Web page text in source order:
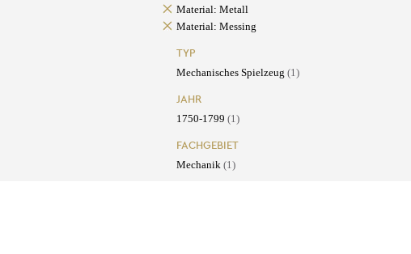
Material: Metall
Material: Messing
TYP
Mechanisches Spielzeug (1)
JAHR
1750-1799 (1)
FACHGEBIET
Mechanik (1)